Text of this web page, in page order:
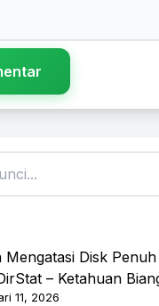
Mengatasi Disk
– Ketahuan
11, 2026